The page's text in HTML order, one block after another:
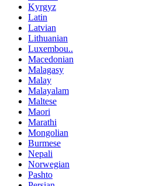
Kyrgyz
Latin
Latvian
Lithuanian
Luxembou..
Macedonian
Malagasy
Malay
Malayalam
Maltese
Maori
Marathi
Mongolian
Burmese
Nepali
Norwegian
Pashto